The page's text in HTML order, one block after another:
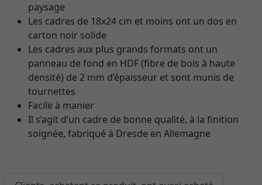
paysage
Les cadres de 18x24 cm et moins ont un dos en
carton noir solide
Les cadres aux plus grands formats ont un
panneau de fond en HDF (fibre de bois à haute
densité) de 2 mm d’épaisseur et sont munis de
tournettes
Facile à manier
Il s’agit d’un cadre de bonne qualité, à la finition
soignée, fabriqué à Dresde en Allemagne